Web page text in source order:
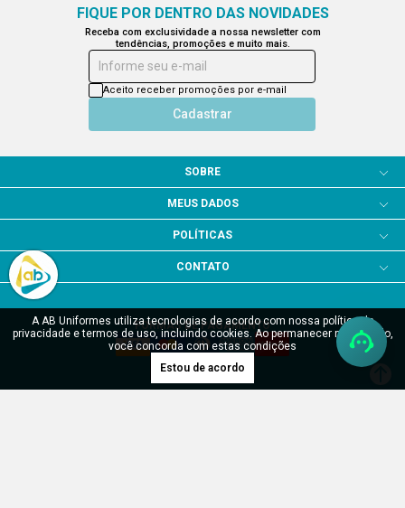
FIQUE POR DENTRO DAS NOVIDADES
Receba com exclusividade a nossa newsletter com
tendências, promoções e muito mais.
Informe seu e-mail
Cadastrar
Aceito receber promoções por e-mail
SOBRE
MEUS DADOS
POLÍTICAS
CONTATO
FORMAS DE PAGAMENTO
A AB Uniformes utiliza tecnologias de acordo com nossa política de
privacidade e termos de uso, incluindo cookies. Ao permanecer navegando,
você concorda com estas condições
Estou de acordo